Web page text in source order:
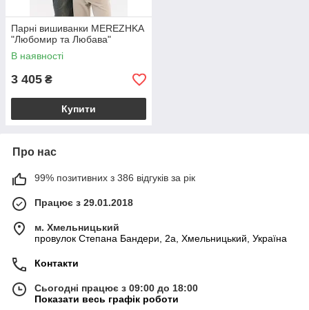
Парні вишиванки MEREZHKA
"Любомир та Любава"
В наявності
3 405 ₴
Купити
Про нас
99% позитивних з 386 відгуків за рік
Працює з 29.01.2018
м. Хмельницький
провулок Степана Бандери, 2a, Хмельницький, Україна
Контакти
Сьогодні працює з 09:00 до 18:00
Показати весь графік роботи